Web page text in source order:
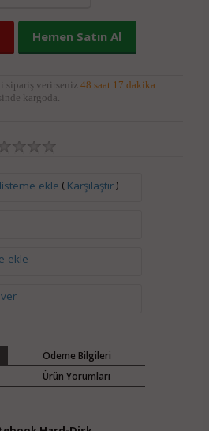
Hemen Satın Al
sipariş verirseniz 48 saat 17 dakika
kargoda.
ekle ( Karşılaştır)
ekle
Ödeme Bilgileri
Ürün Yorumları